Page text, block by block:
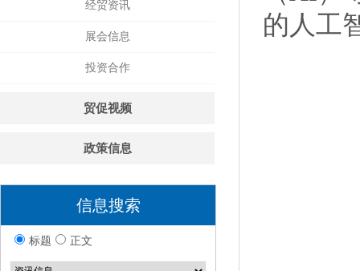
经贸资讯
展会信息
投资合作
贸促视频
政策信息
信息搜索
标题 正文
的人工